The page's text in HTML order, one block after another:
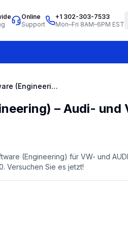
Online
Support
+1 302-303-7533
Mon–Fri 8AM–6PM EST
ODIS-Software (Engineering) – Audi- und Volkswagen-Diagnose
– Audi- und
(Engineering) für VW- und
Versuchen Sie es jetzt!